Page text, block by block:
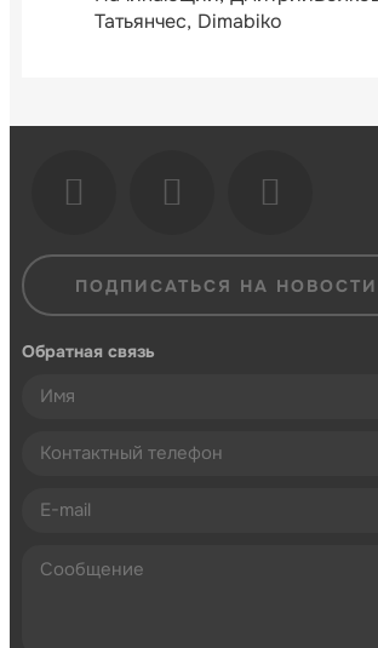
Татьянчес Dimabiko
ПОДПИСАТЬСЯ НА НОВОСТИ
Обратная связь